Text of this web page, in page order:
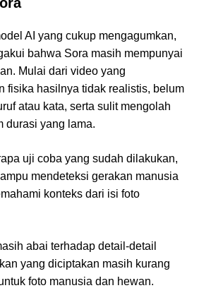
AI yang cukup mengagumkan,
bahwa Sora masih mempunyai
Mulai dari video yang
fisika hasilnya tidak realistis, belum
atau kata, serta sulit mengolah
durasi yang lama.
uji coba yang sudah dilakukan,
mendeteksi gerakan manusia
konteks dari isi foto
abai terhadap detail-detail
yang diciptakan masih kurang
foto manusia dan hewan.